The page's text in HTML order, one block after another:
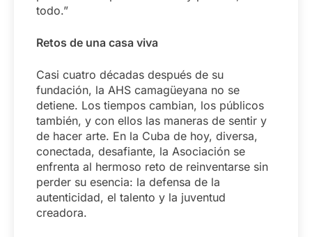
todo.”
Retos de una casa viva
Casi cuatro décadas después de su
fundación, la AHS camagüeyana no se
detiene. Los tiempos cambian, los públicos
también, y con ellos las maneras de sentir y
de hacer arte. En la Cuba de hoy, diversa,
conectada, desafiante, la Asociación se
enfrenta al hermoso reto de reinventarse sin
perder su esencia: la defensa de la
autenticidad, el talento y la juventud
creadora.